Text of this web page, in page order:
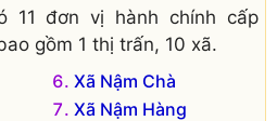
11 đơn vị hành chính cấp
gồm 1 thị trấn, 10 xã.
Xã Nậm Chà
Xã Nậm Hàng